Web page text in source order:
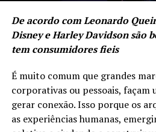
De acordo com Leonardo
Disney e Harley Davidson são
tem consumidores fieis
É muito comum que grandes
corporativas ou pessoais, façam
gerar conexão. Isso porque os
as experiências humanas,